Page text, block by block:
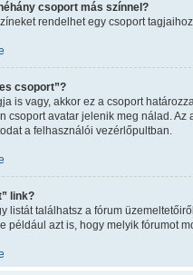
csoport más színnel?
rendelhet egy csoport
csoport”?
is vagy, akkor ez a csoport
csoport avatar jelenik meg nálad.
a felhasználói vezérlőpultban.
link?
listát találhatsz a fórum
például azt is, hogy melyik fórumot